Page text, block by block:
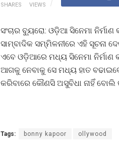
SHARES VIEWS
ସଂଚାର ବ୍ୟୁରୋ: ଓଡ଼ିଆ ସିନେମା
ସାମ୍ବାଦିକ ସମ୍ମିଳନୀରେ ଏହି ସୂଚନା
ଏବେ ଓଡ଼ିଆରେ ମଧ୍ୟ ସିନେମା
ଆଗକୁ ନେବାକୁ ସେ ମଧ୍ୟ ହାତ
କରିବାରେ କୌଣସି ଅସୁବିଧା ନାହିଁ
Tags: bonny kapoor ollywood